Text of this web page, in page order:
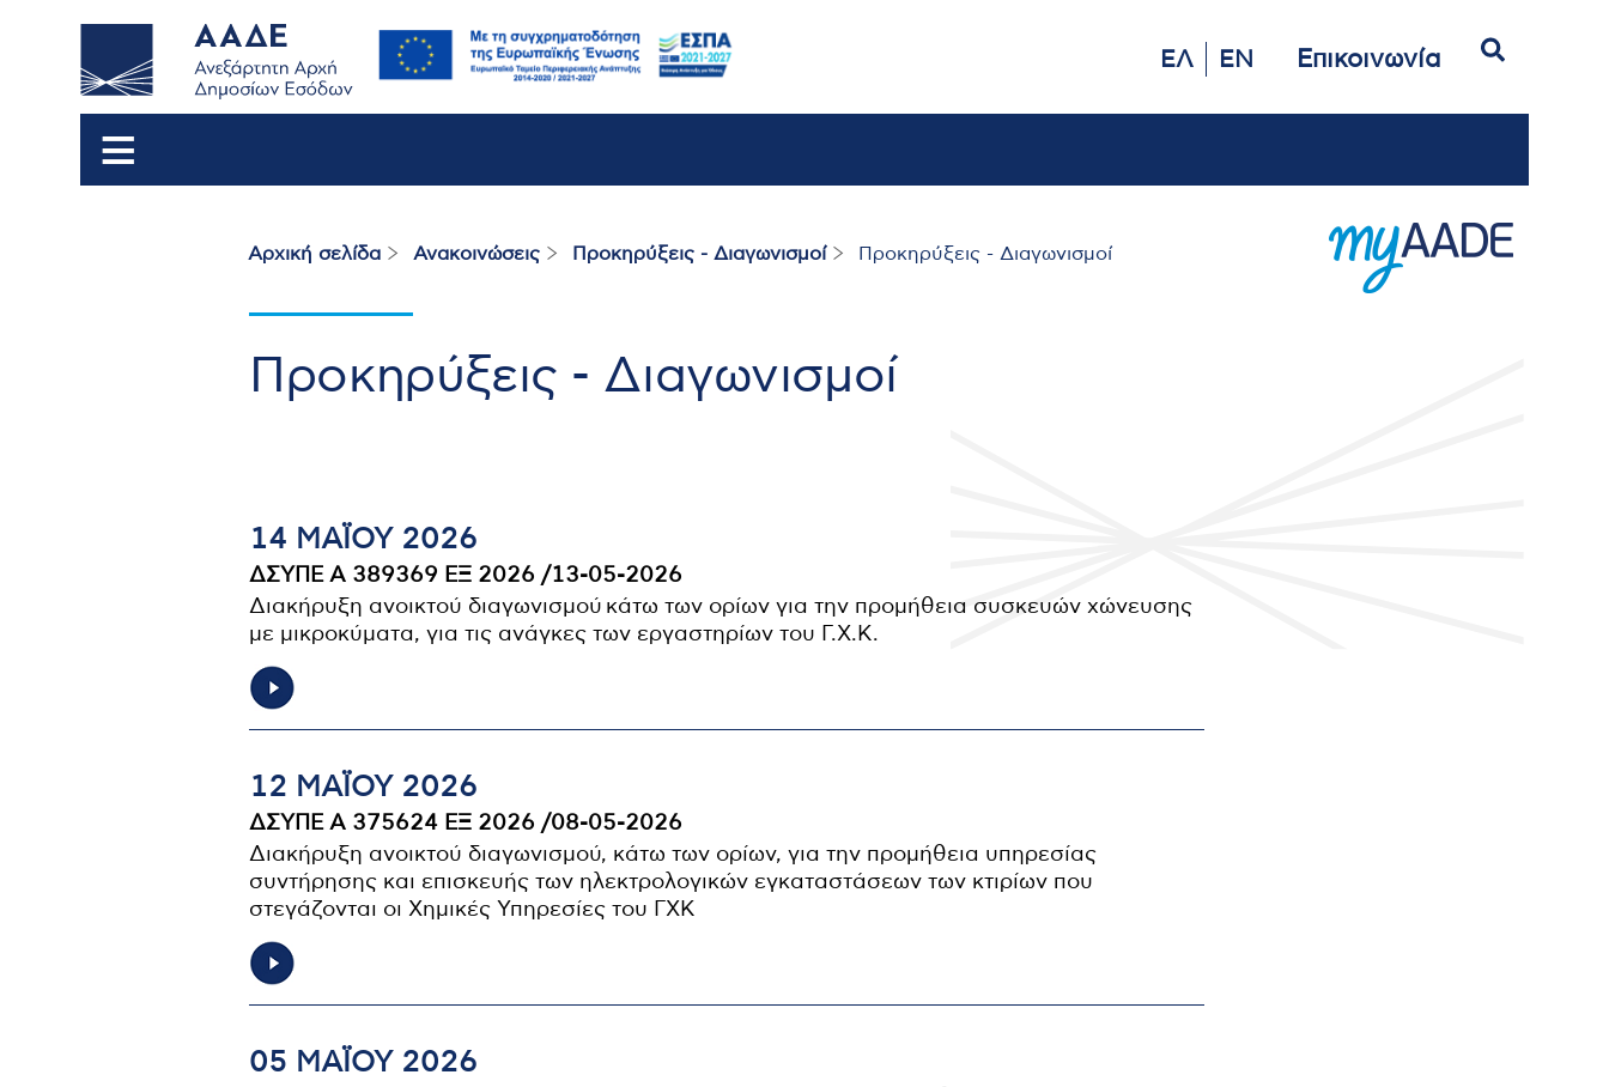
ΕΛ EN Επικοινωνία
Breadcrumb
Αρχική σελίδα Ανακοινώσεις Προκηρύξεις - Διαγωνισμοί Προκηρύξεις - Διαγωνισμοί
Προκηρύξεις - Διαγωνισμοί
14 ΜΑΪ́ΟΥ 2026
ΔΣΥΠΕ Α 389369 ΕΞ 2026 /13-05-2026
Διακήρυξη ανοικτού διαγωνισμού κάτω των ορίων για την προμήθεια συσκευών χώνευσης
με μικροκύματα, για τις ανάγκες των εργαστηρίων του Γ.Χ.Κ.
12 ΜΑΪ́ΟΥ 2026
ΔΣΥΠΕ Α 375624 ΕΞ 2026 /08-05-2026
Διακήρυξη ανοικτού διαγωνισμού, κάτω των ορίων, για την προμήθεια υπηρεσίας
συντήρησης και επισκευής των ηλεκτρολογικών εγκαταστάσεων των κτιρίων που
στεγάζονται οι Χημικές Υπηρεσίες του ΓΧΚ
05 ΜΑΪ́ΟΥ 2026